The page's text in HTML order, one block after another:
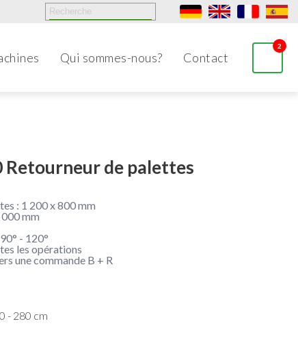
Qui sommes-nous? Contact
2
Retourneur de palettes
: 1 200 x 800 mm
mm
- 120°
les opérations
une commande B + R
- 280 cm